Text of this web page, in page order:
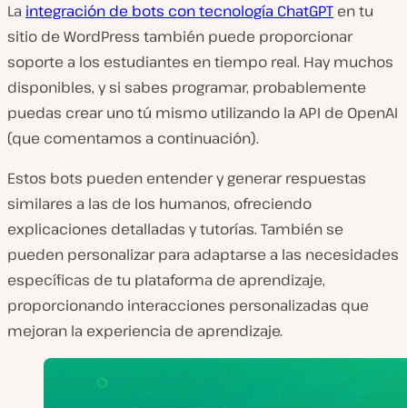
La integración de bots con tecnología ChatGPT en tu
sitio de WordPress también puede proporcionar
soporte a los estudiantes en tiempo real. Hay muchos
disponibles, y si sabes programar, probablemente
puedas crear uno tú mismo utilizando la API de OpenAI
(que comentamos a continuación).
Estos bots pueden entender y generar respuestas
similares a las de los humanos, ofreciendo
explicaciones detalladas y tutorías. También se
pueden personalizar para adaptarse a las necesidades
específicas de tu plataforma de aprendizaje,
proporcionando interacciones personalizadas que
mejoran la experiencia de aprendizaje.